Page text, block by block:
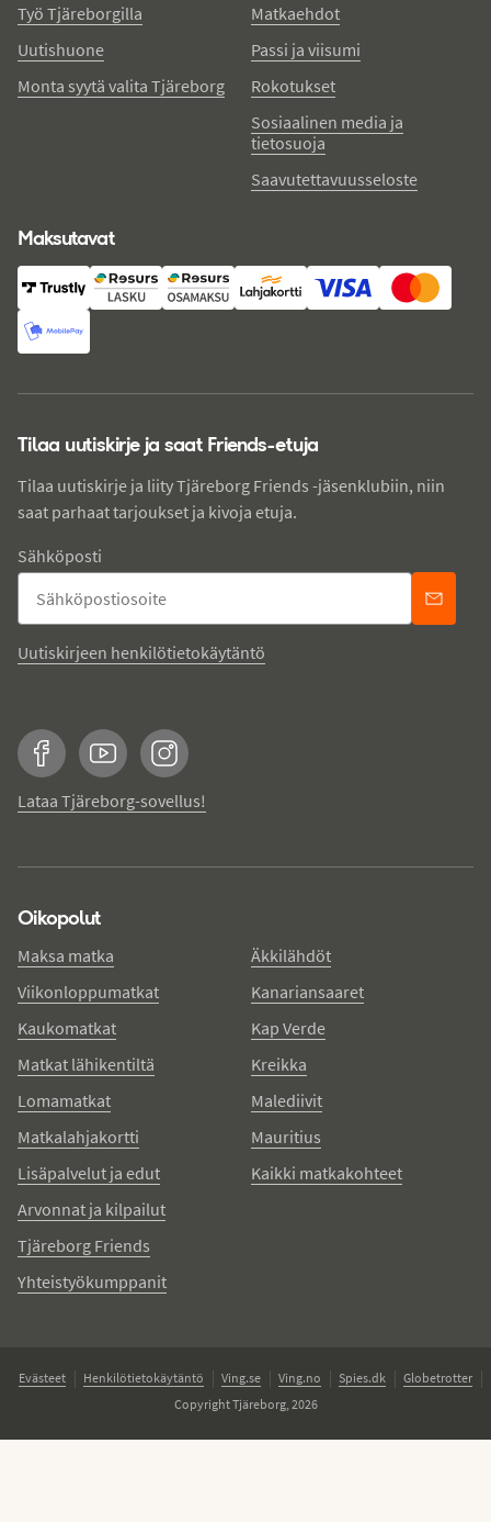
Työ Tjäreborgilla
Uutishuone
Monta syytä valita Tjäreborg
Matkaehdot
Passi ja viisumi
Rokotukset
Sosiaalinen media ja
tietosuoja
Saavutettavuusseloste
Maksutavat
Tilaa uutiskirje ja saat Friends-etuja
Tilaa uutiskirje ja liity Tjäreborg Friends -jäsenklubiin, niin
saat parhaat tarjoukset ja kivoja etuja.
Sähköposti
Uutiskirjeen henkilötietokäytäntö
FacebookYouTubeInstagram
Lataa Tjäreborg-sovellus!
Oikopolut
Maksa matka
Viikonloppumatkat
Kaukomatkat
Matkat lähikentiltä
Lomamatkat
Matkalahjakortti
Lisäpalvelut ja edut
Arvonnat ja kilpailut
Tjäreborg Friends
Yhteistyökumppanit
Äkkilähdöt
Kanariansaaret
Kap Verde
Kreikka
Malediivit
Mauritius
Kaikki matkakohteet
Evästeet Henkilötietokäytäntö Ving.se Ving.no Spies.dk
Globetrotter
Copyright Tjäreborg, 2026